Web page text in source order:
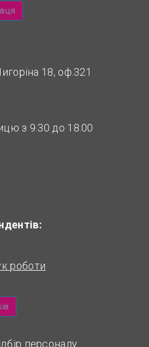
18, оф.321
з 9.30 до 18.00
роботи
персоналу